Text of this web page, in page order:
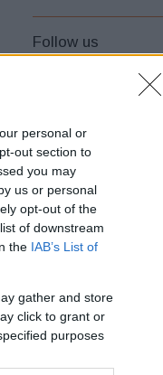
personal or
out section to
you may
us or personal
opt-out of the
of downstream
the IAB’s List of
gather and store
click to grant or
purposes
Follow us
Υποστηρικτές
Latest
Η
Σε